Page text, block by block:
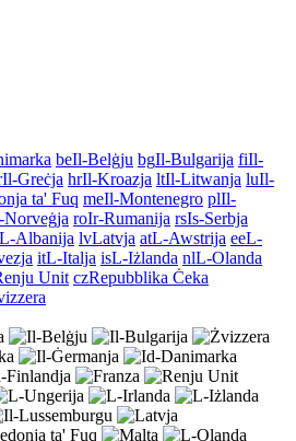
beIl-Belġju bgIl-Bulgarija fiIl-
Il-Greċja hrIl-Kroazja ltIl-Litwanja luIl-
ta' Fuq meIl-Montenegro plIl-
Norveġja roIr-Rumanija rsIs-Serbja
L-Albanija lvLatvja atL-Awstrija eeL-
itL-Italja isL-Iżlanda nlL-Olanda
Unit czRepubblika Ċeka